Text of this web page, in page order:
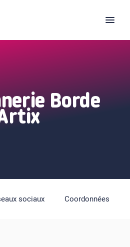
Borde
sociaux Coordonnées